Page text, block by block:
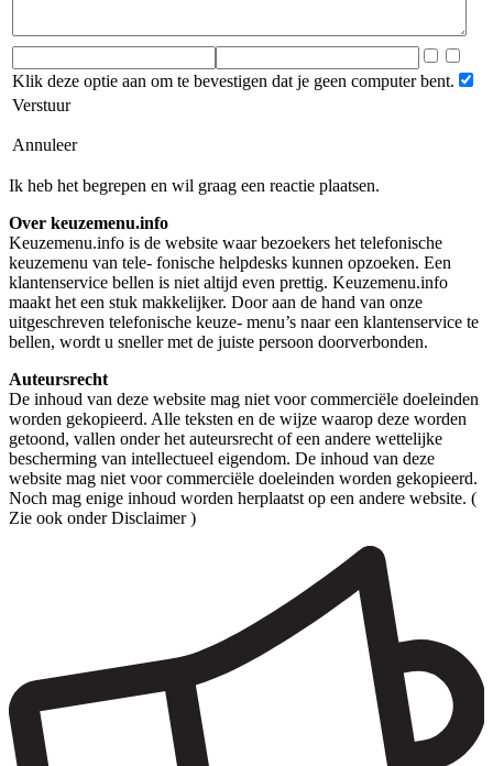
Klik deze optie aan om te bevestigen dat je geen computer bent.
Verstuur
Annuleer
Ik heb het begrepen en wil graag een reactie plaatsen.
Over keuzemenu.info
Keuzemenu.info is de website waar bezoekers het telefonische
keuzemenu van tele- fonische helpdesks kunnen opzoeken. Een
klantenservice bellen is niet altijd even prettig. Keuzemenu.info
maakt het een stuk makkelijker. Door aan de hand van onze
uitgeschreven telefonische keuze- menu’s naar een klantenservice te
bellen, wordt u sneller met de juiste persoon doorverbonden.
Auteursrecht
De inhoud van deze website mag niet voor commerciële doeleinden
worden gekopieerd. Alle teksten en de wijze waarop deze worden
getoond, vallen onder het auteursrecht of een andere wettelijke
bescherming van intellectueel eigendom. De inhoud van deze
website mag niet voor commerciële doeleinden worden gekopieerd.
Noch mag enige inhoud worden herplaatst op een andere website. (
Zie ook onder Disclaimer )